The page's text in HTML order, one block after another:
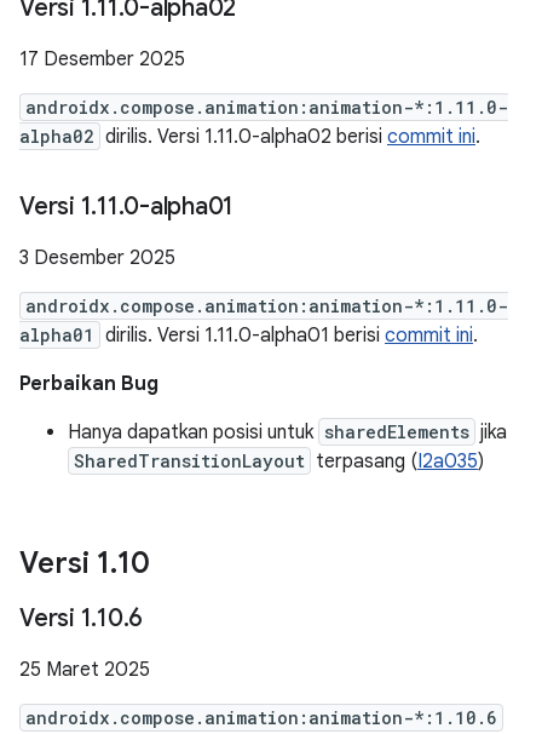
Versi 1.11.0-alpha02
17 Desember 2025
androidx.compose.animation:animation-*:1.11.0-
alpha02 dirilis. Versi 1.11.0-alpha02 berisi commit ini.
Versi 1.11.0-alpha01
3 Desember 2025
androidx.compose.animation:animation-*:1.11.0-
alpha01
dirilis. Versi 1.11.0-alpha01 berisi commit ini.
Perbaikan Bug
Hanya dapatkan posisi untuk sharedElements jika
SharedTransitionLayout terpasang (I2a035)
Versi 1.10
Versi 1.10.6
25 Maret 2025
androidx.compose.animation:animation-*:1.10.6